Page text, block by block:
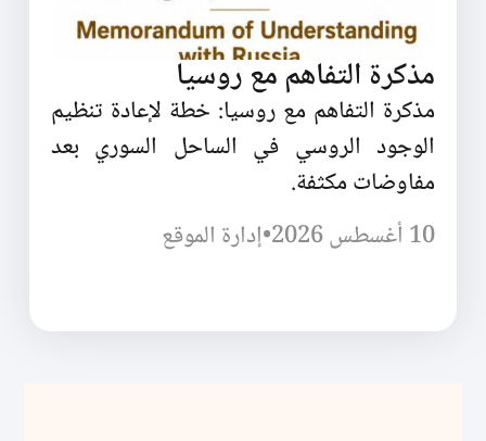
مذكرة التفاهم مع روسيا
مذكرة التفاهم مع روسيا: خطة لإعادة تنظيم
الوجود الروسي في الساحل السوري بعد
مفاوضات مكثفة.
10 أغسطس 2026
•إدارة الموقع